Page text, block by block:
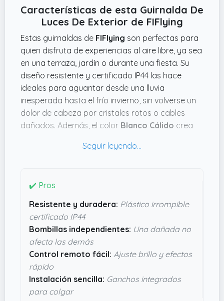
Características de esta Guirnalda De
Luces De Exterior de FIFlying
Estas guirnaldas de FIFlying son perfectas para
quien disfruta de experiencias al aire libre, ya sea
en una terraza, jardín o durante una fiesta. Su
diseño resistente y certificado IP44 las hace
ideales para aguantar desde una lluvia
inesperada hasta el frío invierno, sin volverse un
dolor de cabeza por cristales rotos o cables
dañados. Además, el color Blanco Cálido crea
noches relajadas en casa o cuando quieres darle
Una cosa que me parece muy práctica es que
decir que si alguna se estropea, el resto sigue
encendiendo sin problemas. Y no olvidar el
control remoto, que permite ajustar brillo,
efectos y hasta temporizadores sin levantarte
del sofá, lo cual facilita mucho la vida. En
definitiva, parece un producto bien pensado
para alguien que busca un toque de luz
confortable y sin complicaciones.
✔️ Pros
Resistente y duradera: Plástico irrompible
certificado IP44
Bombillas independientes: Una dañada no
afecta las demás
Control remoto fácil: Ajuste brillo y efectos
rápido
Instalación sencilla: Ganchos integrados
para colgar